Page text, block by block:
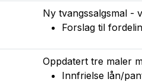
Ny tvangssalgsmal -
Forslag til
Oppdatert tre maler
Innfrielse lån/